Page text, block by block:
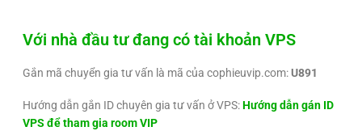
Với nhà đầu tư đang có tài khoản VPS
Gắn mã chuyển gia tư vấn là mã của cophieuvip.com:U891
Hướng dẫn gắn ID chuyên gia tư vấn ở VPS:Hướng dẫn gán ID
VPS để tham gia room VIP